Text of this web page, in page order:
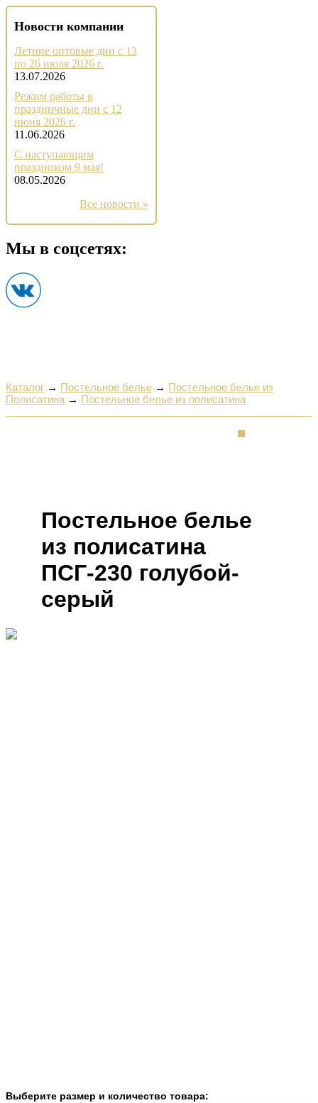
Новости компании
Летние оптовые дни с 13
по 26 июля 2026 г.
13.07.2026
Режим работы в
праздничные дни с 12
июня 2026 г.
11.06.2026
С наступающим
праздником 9 мая!
08.05.2026
Все новости »
Мы в соцсетях:
Каталог → Постельное белье → Постельное белье из
Полисатина → Постельное белье из полисатина
Постельное белье
из полисатина
ПСГ-230 голубой-
серый
Выберите размер и количество товара: